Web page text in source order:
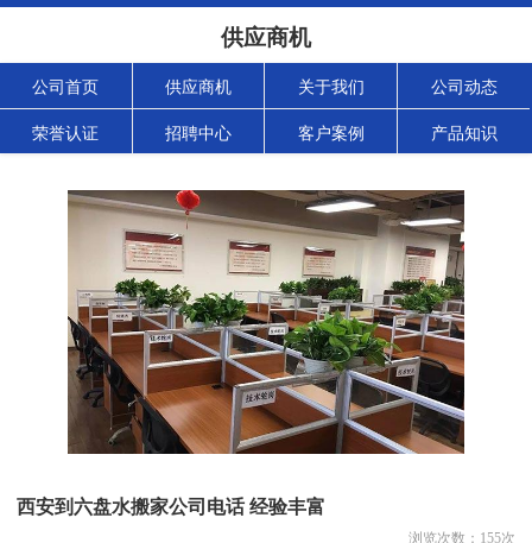
供应商机
公司首页 供应商机 关于我们 公司动态
荣誉认证 招聘中心 客户案例 产品知识
西安到六盘水搬家公司电话 经验丰富
浏览次数： 155次